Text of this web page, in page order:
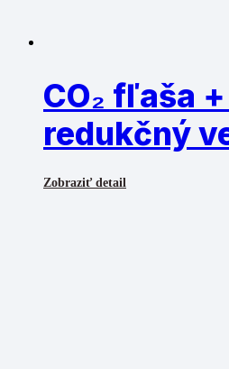
CO₂ fľaša
redukčný
Zobraziť detail